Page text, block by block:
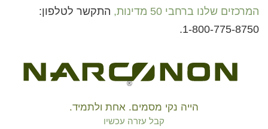
המרכזים שלנו ברחבי 50 מדינות,
התקשר לטלפון:
1-800-775-8750
.
®
הייה נקי מסמים. אחת ולתמיד.
קבל עזרה עכשיו